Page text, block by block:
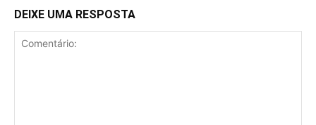
DEIXE UMA RESPOSTA